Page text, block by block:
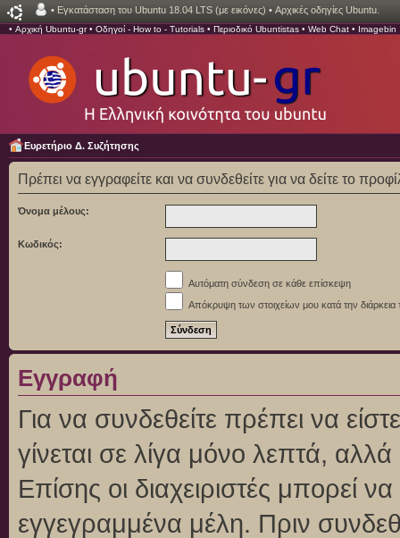
• Εγκατάσταση του Ubuntu 18.04 LTS (με εικόνες) • Αρχικές οδηγίες Ubuntu.
• Αρχική Ubuntu-gr• Οδηγοί - How to - Tutorials • Περιοδικό Ubuntistas • Web Chat • Imagebin
Ευρετήριο Δ. Συζήτησης
Πρέπει να εγγραφείτε και να συνδεθείτε για να δείτε το
Όνομα μέλους:
Κωδικός:
Αυτόματη σύνδεση σε κάθε επίσκεψη
Απόκρυψη των στοιχείων μου κατά την διάρκεια
Εγγραφή
Για να συνδεθείτε πρέπει να
γίνεται σε λίγα μόνο λεπτά,
Επίσης οι διαχειριστές μπορεί
εγγεγραμμένα μέλη. Πριν